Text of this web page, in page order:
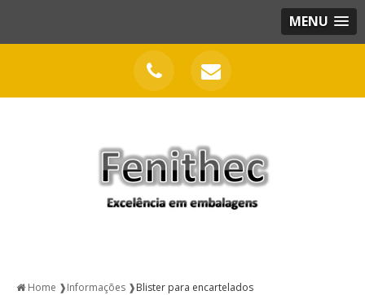
MENU
Home ❱Informações ❱Blister para encartelados